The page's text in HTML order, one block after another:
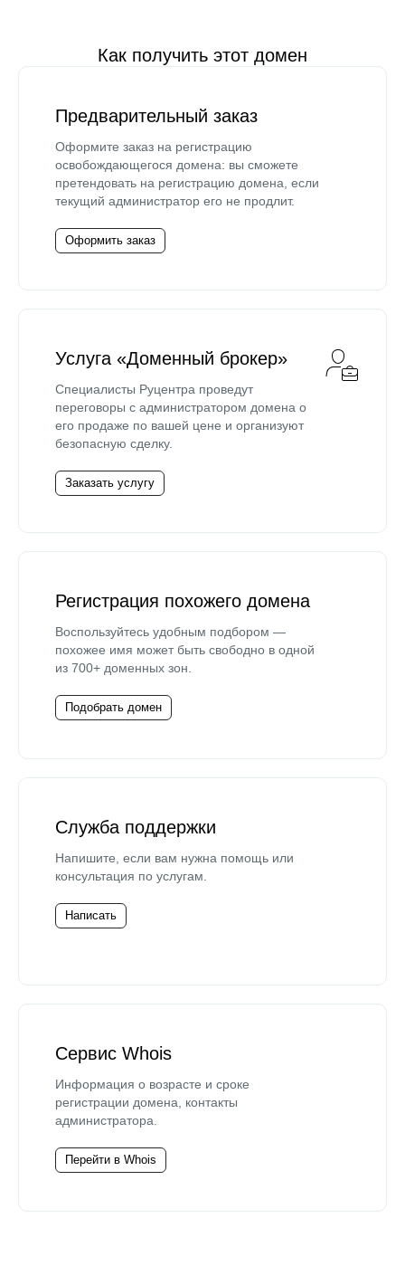
Как получить этот домен
Предварительный заказ
Оформите заказ на регистрацию
освобождающегося домена: вы сможете
претендовать на регистрацию домена, если
текущий администратор его не продлит.
Оформить заказ
Услуга «Доменный брокер»
Специалисты Руцентра проведут
переговоры с администратором домена о
его продаже по вашей цене и организуют
безопасную сделку.
Заказать услугу
Регистрация похожего домена
Воспользуйтесь удобным подбором —
похожее имя может быть свободно в одной
из 700+ доменных зон.
Подобрать домен
Служба поддержки
Напишите, если вам нужна помощь или
консультация по услугам.
Написать
Сервис Whois
Информация о возрасте и сроке
регистрации домена, контакты
администратора.
Перейти в Whois